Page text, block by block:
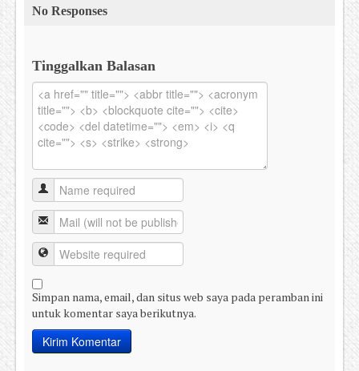
No Responses
Tinggalkan Balasan
Simpan nama, email, dan situs web saya pada peramban ini
untuk komentar saya berikutnya.